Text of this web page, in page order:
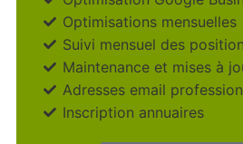
Optimisations mensuelles
Suivi mensuel des
Maintenance et mises à
Adresses email
Inscription annuaires